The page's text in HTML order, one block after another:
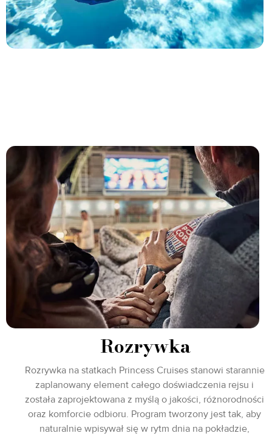
Rozrywka
Rozrywka na statkach Princess Cruises stanowi starannie
zaplanowany element całego doświadczenia rejsu i
została zaprojektowana z myślą o jakości, różnorodności
oraz komforcie odbioru. Program tworzony jest tak, aby
naturalnie wpisywał się w rytm dnia na pokładzie,